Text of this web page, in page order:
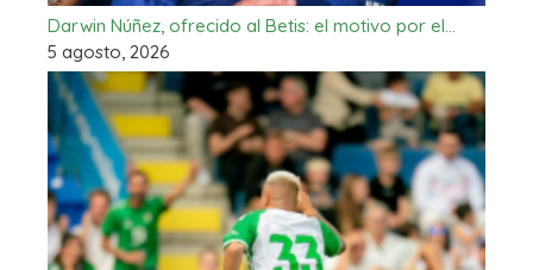
Darwin Núñez, ofrecido al Betis: el motivo por el…
5 agosto, 2026